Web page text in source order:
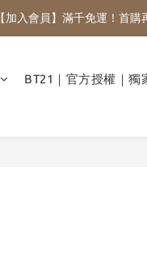
【加入會員】滿千免運！首購
BT21｜官方授權｜獨